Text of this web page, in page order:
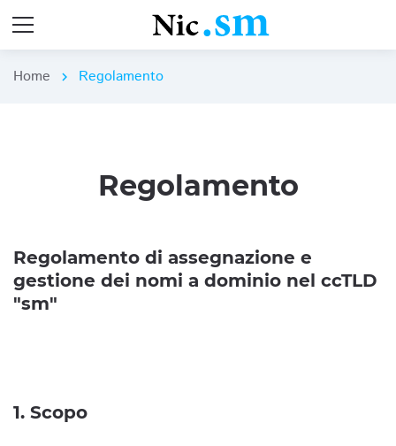
Home chevron_right Regolamento
Regolamento
Regolamento di assegnazione e
gestione dei nomi a dominio nel ccTLD
"sm"
1. Scopo